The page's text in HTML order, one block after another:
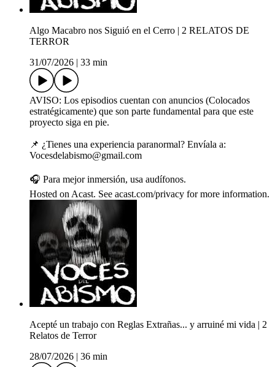
Algo Macabro nos Siguió en el Cerro | 2 RELATOS DE
TERROR
31/07/2026
33 min
AVISO: Los episodios cuentan con anuncios (Colocados
estratégicamente) que son parte fundamental para que este
proyecto siga en pie.
📌 ¿Tienes una experiencia paranormal? Envíala a:
Vocesdelabismo@gmail.com
🎧 Para mejor inmersión, usa audífonos.
Hosted on Acast. See acast.com/privacy for more information.
Acepté un trabajo con Reglas Extrañas... y arruiné mi vida | 2
Relatos de Terror
28/07/2026
36 min